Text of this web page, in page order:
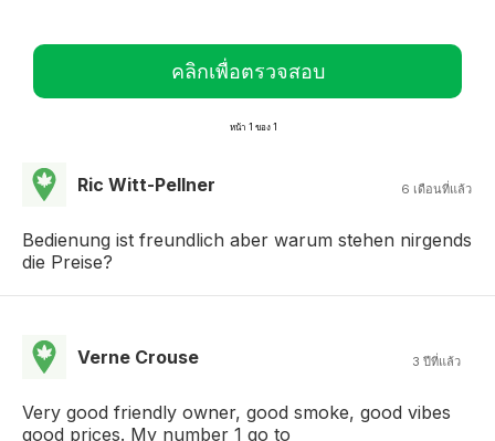
คลิกเพื่อตรวจสอบ
หน้า 1 ของ 1
Ric Witt-Pellner 6 เดือนที่แล้ว
Bedienung ist freundlich aber warum stehen nirgends
die Preise?
Verne Crouse 3 ปีที่แล้ว
Very good friendly owner, good smoke, good vibes
good prices. My number 1 go to